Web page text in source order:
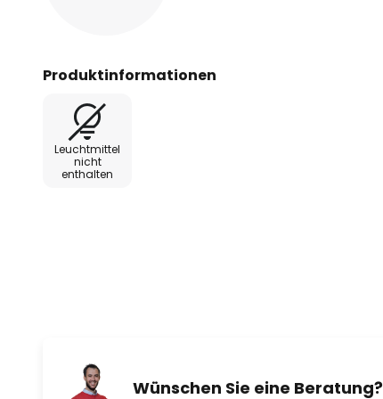
Produktinformationen
Leuchtmittel
nicht
enthalten
Wünschen Sie eine Beratung?